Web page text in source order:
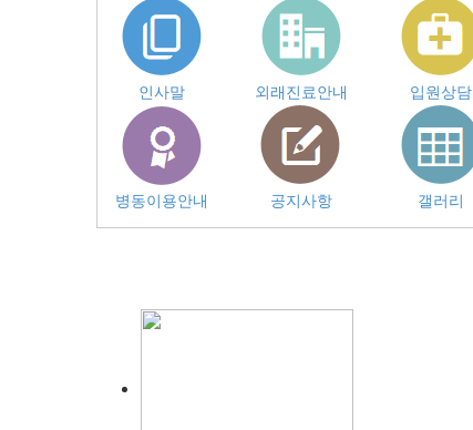
인사말 외래진료안내 입원상담
병동이용안내 공지사항 갤러리